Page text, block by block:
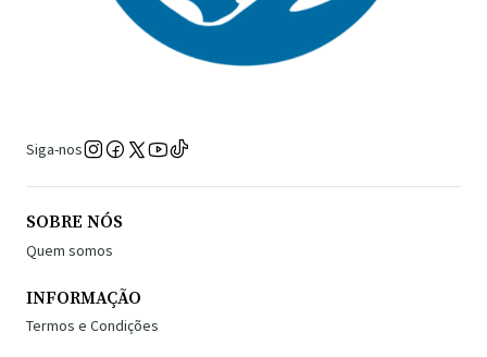
Siga-nos
SOBRE NÓS
Quem somos
INFORMAÇÃO
Termos e Condições